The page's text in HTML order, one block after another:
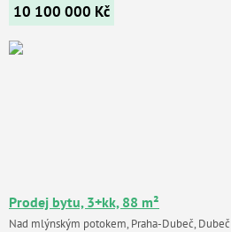
10 100 000 Kč
Prodej bytu, 3+kk, 88 m²
Nad mlýnským potokem, Praha-Dubeč, Dubeč